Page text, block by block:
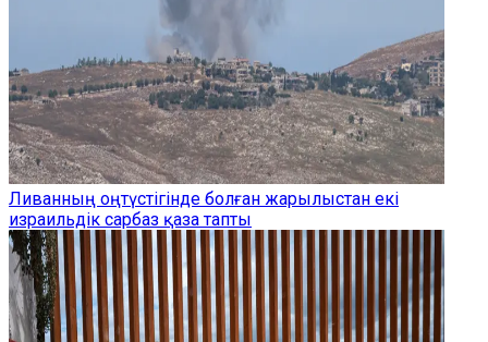
Ливанның оңтүстігінде болған жарылыстан екі
израильдік сарбаз қаза тапты